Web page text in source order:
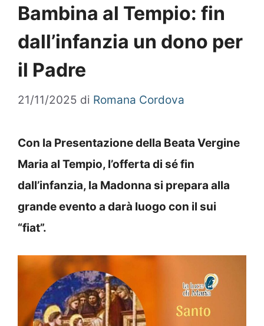
Bambina al Tempio: fin
dall’infanzia un dono per
il Padre
21/11/2025 di Romana Cordova
Con la Presentazione della Beata Vergine
Maria al Tempio, l’offerta di sé fin
dall’infanzia, la Madonna si prepara alla
grande evento a darà luogo con il sui
“fiat”.